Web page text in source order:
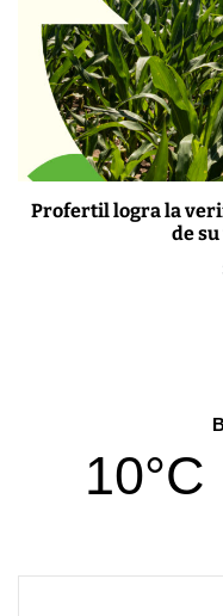
Profertil logra la
de
10°C